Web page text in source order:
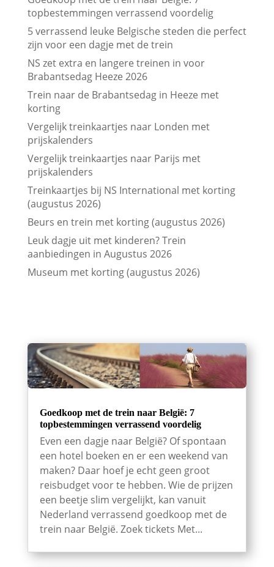
topbestemmingen verrassend voordelig
5 verrassend leuke Belgische steden die perfect
zijn voor een dagje met de trein
NS zet extra en langere treinen in voor
Brabantsedag Heeze 2026
Trein naar de Brabantsedag in Heeze met
korting
Vergelijk treinkaartjes naar Londen met
prijskalenders
Vergelijk treinkaartjes naar Parijs met
prijskalenders
Treinkaartjes bij NS International met korting
(augustus 2026)
Beurs en trein met korting (augustus 2026)
Leuk dagje uit met kinderen? Trein
aanbiedingen in Augustus 2026
Museum met korting (augustus 2026)
Goedkoop met de trein naar België: 7
topbestemmingen verrassend voordelig
Even een dagje naar België? Of spontaan
een hotel boeken en er een weekend van
maken? Daar hoef je echt geen groot
reisbudget voor te hebben. Wie de prijzen
een beetje slim vergelijkt, kan vanuit
Nederland verrassend goedkoop met de
trein naar België. Zoek tickets Met...